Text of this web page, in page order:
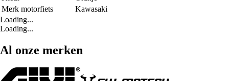
Merk motorfiets
Kawasaki
Loading...
Loading...
Al onze merken